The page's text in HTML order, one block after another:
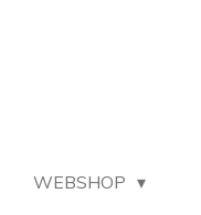
WEBSHOP